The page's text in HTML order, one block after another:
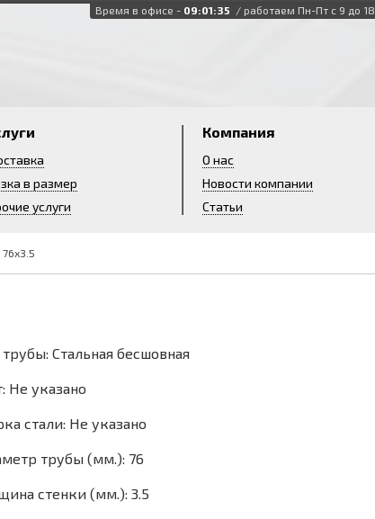
Время в офисе - 09:01:36 / работаем Пн-Пт с 9 до 18
в размер
услуги
Компания
О нас
Новости компании
Статьи
Стальная бесшовная
Не указано
стали: Не указано
трубы (мм.): 76
стенки (мм.): 3.5